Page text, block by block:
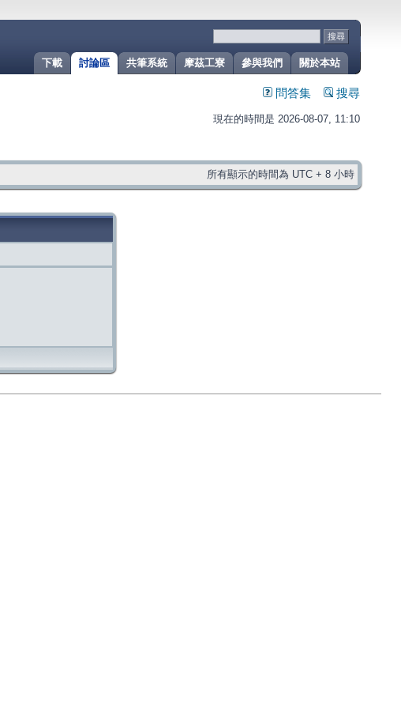
關於本站
參與我們
摩茲工寮
共筆系統
討論區
下載
問答集 搜尋
現在的時間是 2026-08-07, 11:10
所有顯示的時間為 UTC + 8 小時